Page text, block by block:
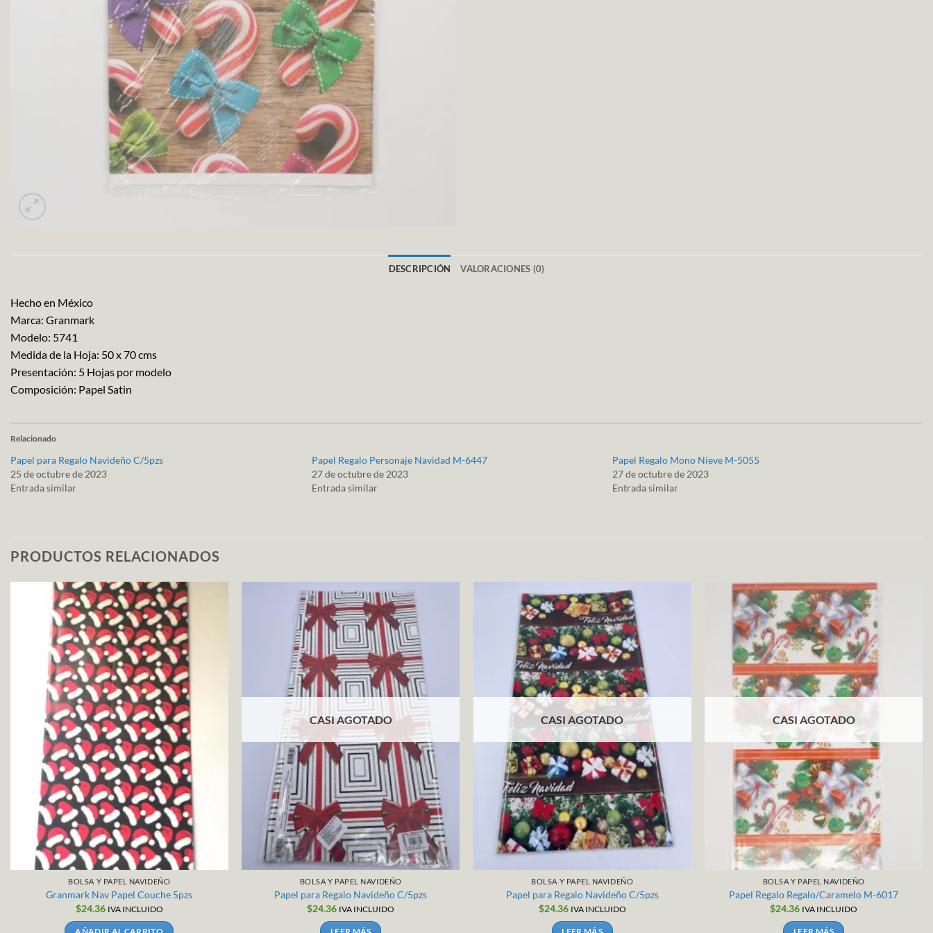
DESCRIPCIÓN VALORACIONES (0)
Hecho en México
Marca: Granmark
Modelo: 5741
Medida de la Hoja: 50 x 70 cms
Presentación: 5 Hojas por modelo
Composición: Papel Satin
Relacionado
Papel para Regalo Navideño C/5pzs
25 de octubre de 2023
Entrada similar
Papel Regalo Personaje Navidad M-6447
27 de octubre de 2023
Entrada similar
Papel Regalo Mono Nieve M-5055
27 de octubre de 2023
Entrada similar
PRODUCTOS RELACIONADOS
BOLSA Y PAPEL NAVIDEÑO
Granmark Nav Papel Couche 5pzs
$24.36 IVA INCLUIDO
CASI AGOTADO
BOLSA Y PAPEL NAVIDEÑO
Papel para Regalo Navideño C/5pzs
$24.36 IVA INCLUIDO
CASI AGOTADO
BOLSA Y PAPEL NAVIDEÑO
Papel para Regalo Navideño C/5pzs
$24.36 IVA INCLUIDO
CASI AGOTADO
BOLSA Y PAPEL NAVIDEÑO
Papel Regalo Regalo/Caramelo M-6017
$24.36 IVA INCLUIDO